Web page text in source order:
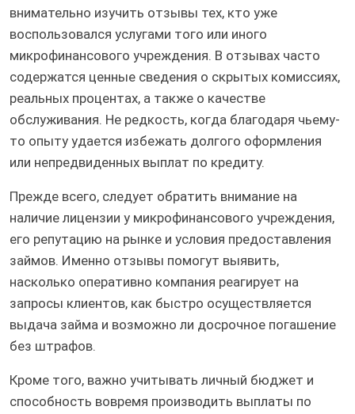
внимательно изучить отзывы тех, кто уже
воспользовался услугами того или иного
микрофинансового учреждения. В отзывах часто
содержатся ценные сведения о скрытых комиссиях,
реальных процентах, а также о качестве
обслуживания. Не редкость, когда благодаря чьему-
то опыту удается избежать долгого оформления
или непредвиденных выплат по кредиту.
Прежде всего, следует обратить внимание на
наличие лицензии у микрофинансового учреждения,
его репутацию на рынке и условия предоставления
займов. Именно отзывы помогут выявить,
насколько оперативно компания реагирует на
запросы клиентов, как быстро осуществляется
выдача займа и возможно ли досрочное погашение
без штрафов.
Кроме того, важно учитывать личный бюджет и
способность вовремя производить выплаты по